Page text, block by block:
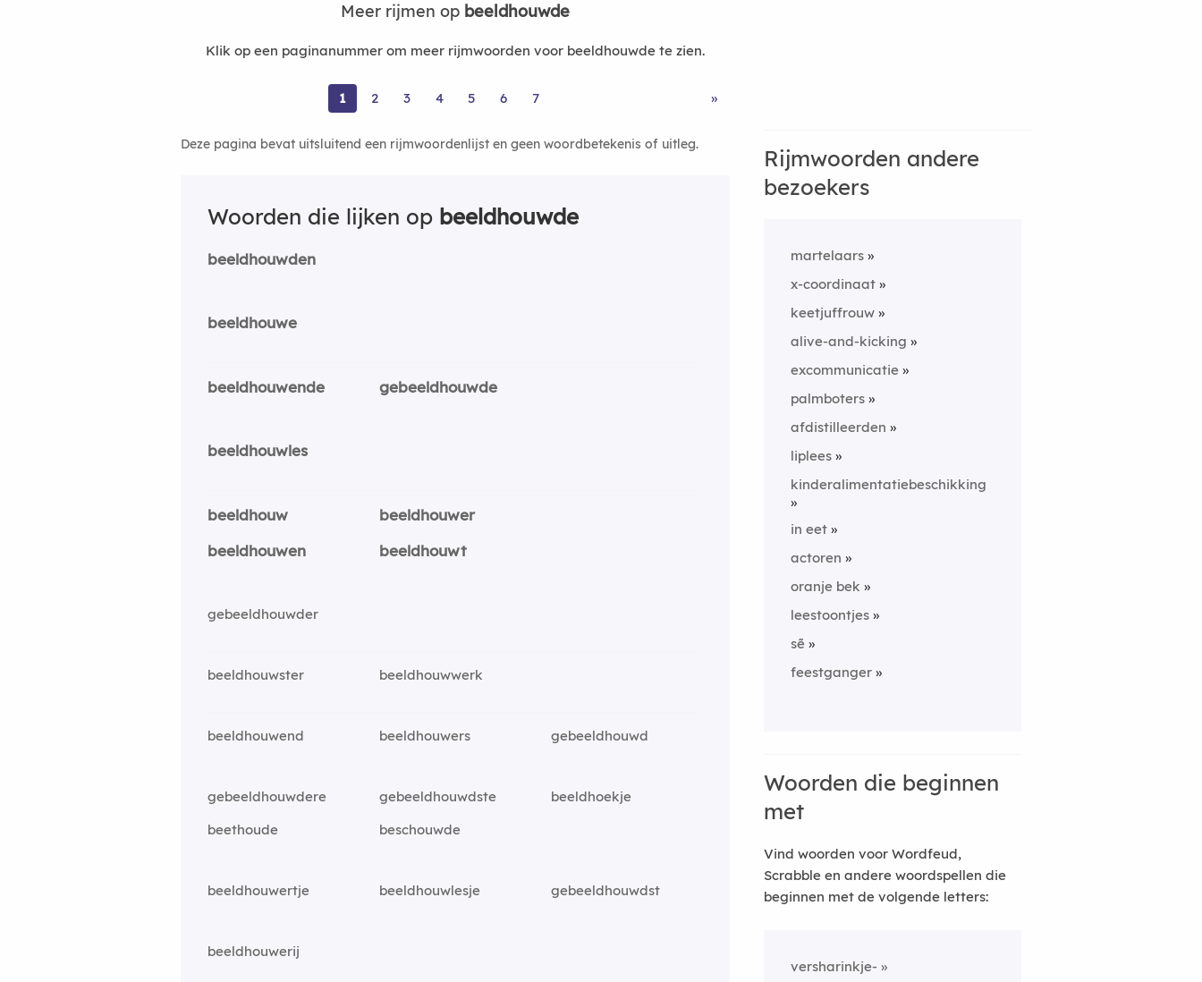
Meer rijmen op beeldhouwde
Klik op een paginanummer om meer rijmwoorden voor beeldhouwde te zien.
1 2 3 4 5 6 7 »
Deze pagina bevat uitsluitend een rijmwoordenlijst en geen woordbetekenis of uitleg.
Woorden die lijken op beeldhouwde
beeldhouwden
beeldhouwe
beeldhouwende gebeeldhouwde
beeldhouwles
beeldhouw
beeldhouwer
beeldhouwen
beeldhouwt
gebeeldhouwder
beeldhouwster beeldhouwwerk
beeldhouwend beeldhouwers gebeeldhouwd
gebeeldhouwdere gebeeldhouwdste
beeldhoekje
beethoude
beschouwde
beeldhouwertje beeldhouwlesje gebeeldhouwdst
beeldhouwerij
Rijmwoorden andere
bezoekers
martelaars
x-coordinaat
keetjuffrouw
alive-and-kicking
excommunicatie
palmboters
afdistilleerden
liplees
kinderalimentatiebeschikking
in eet
actoren
oranje bek
leestoontjes
sẽ
feestganger
Woorden die beginnen
met
Vind woorden voor Wordfeud,
Scrabble en andere woordspellen die
beginnen met de volgende letters:
versharinkje-